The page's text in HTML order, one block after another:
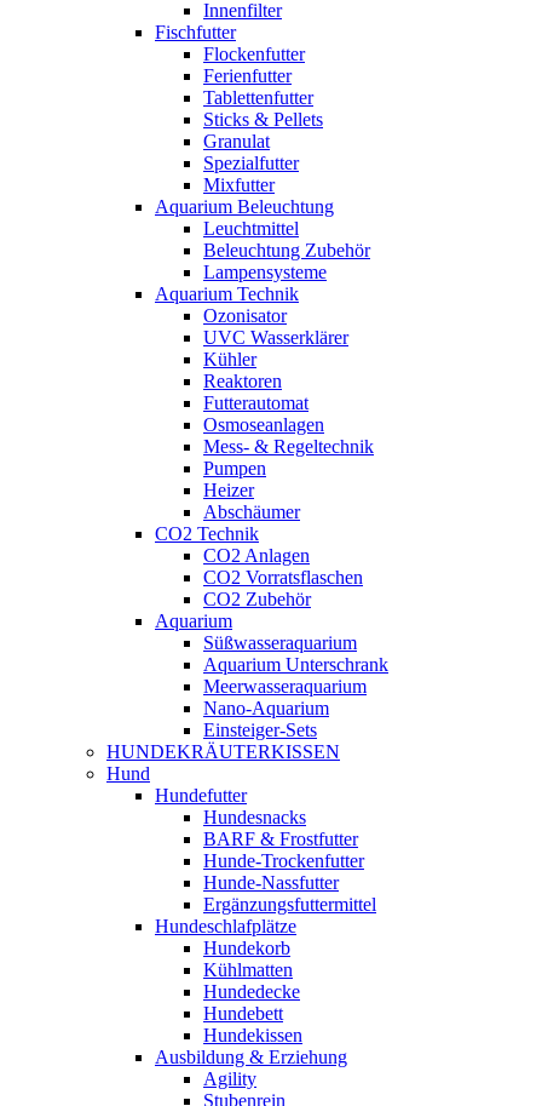
Innenfilter
Fischfutter
Flockenfutter
Ferienfutter
Tablettenfutter
Sticks & Pellets
Granulat
Spezialfutter
Mixfutter
Aquarium Beleuchtung
Leuchtmittel
Beleuchtung Zubehör
Lampensysteme
Aquarium Technik
Ozonisator
UVC Wasserklärer
Kühler
Reaktoren
Futterautomat
Osmoseanlagen
Mess- & Regeltechnik
Pumpen
Heizer
Abschäumer
CO2 Technik
CO2 Anlagen
CO2 Vorratsflaschen
CO2 Zubehör
Aquarium
Süßwasseraquarium
Aquarium Unterschrank
Meerwasseraquarium
Nano-Aquarium
Einsteiger-Sets
HUNDEKRÄUTERKISSEN
Hund
Hundefutter
Hundesnacks
BARF & Frostfutter
Hunde-Trockenfutter
Hunde-Nassfutter
Ergänzungsfuttermittel
Hundeschlafplätze
Hundekorb
Kühlmatten
Hundedecke
Hundebett
Hundekissen
Ausbildung & Erziehung
Agility
Stubenrein